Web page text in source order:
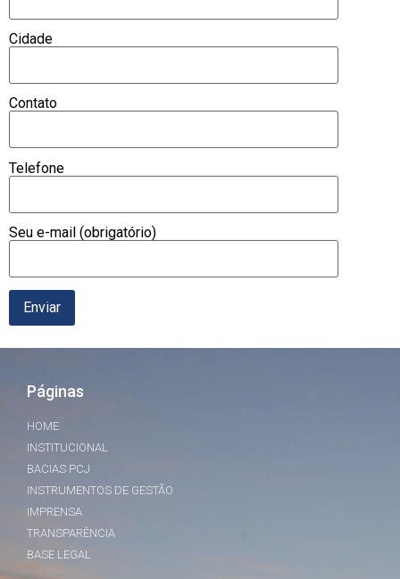
Cidade
Contato
Telefone
Seu e-mail (obrigatório)
Páginas
HOME
INSTITUCIONAL
BACIAS PCJ
INSTRUMENTOS DE GESTÃO
IMPRENSA
TRANSPARÊNCIA
BASE LEGAL